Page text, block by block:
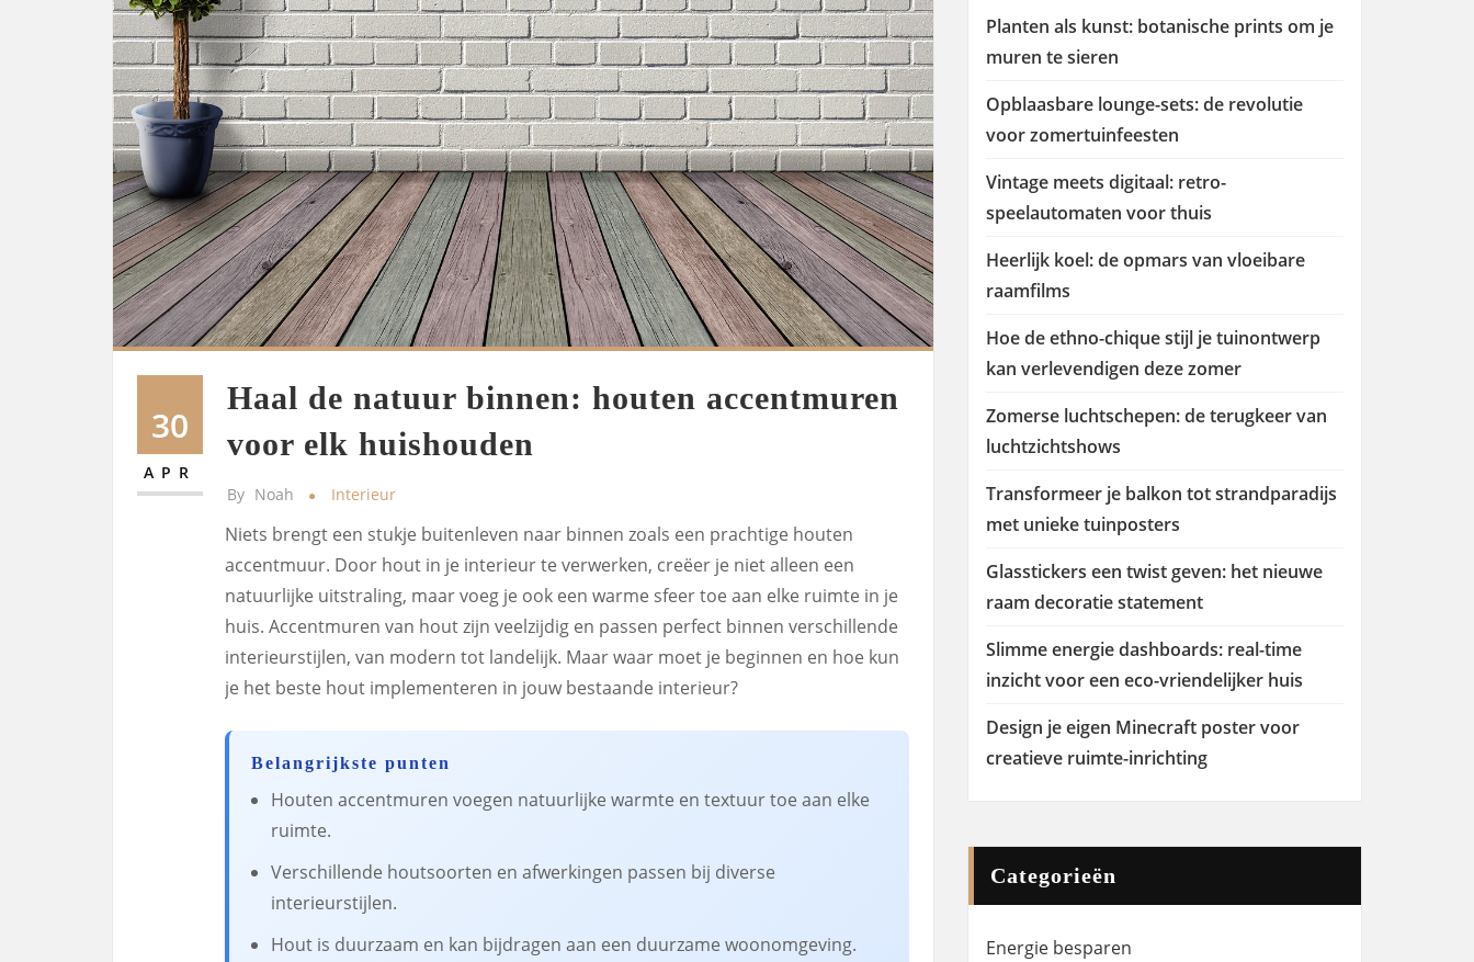
30
APR
Haal de natuur binnen: houten accentmuren
voor elk huishouden
By Noah Interieur
Niets brengt een stukje buitenleven naar binnen zoals een prachtige houten
accentmuur. Door hout in je interieur te verwerken, creëer je niet alleen een
natuurlijke uitstraling, maar voeg je ook een warme sfeer toe aan elke ruimte in je
huis. Accentmuren van hout zijn veelzijdig en passen perfect binnen verschillende
interieurstijlen, van modern tot landelijk. Maar waar moet je beginnen en hoe kun
je het beste hout implementeren in jouw bestaande interieur?
Belangrijkste punten
Houten accentmuren voegen natuurlijke warmte en textuur toe aan elke
ruimte.
Verschillende houtsoorten en afwerkingen passen bij diverse
interieurstijlen.
Hout is duurzaam en kan bijdragen aan een duurzame woonomgeving.
Planten als kunst: botanische prints om je
muren te sieren
Opblaasbare lounge-sets: de revolutie
voor zomertuinfeesten
Vintage meets digitaal: retro-
speelautomaten voor thuis
Heerlijk koel: de opmars van vloeibare
raamfilms
Hoe de ethno-chique stijl je tuinontwerp
kan verlevendigen deze zomer
Zomerse luchtschepen: de terugkeer van
luchtzichtshows
Transformeer je balkon tot strandparadijs
met unieke tuinposters
Glasstickers een twist geven: het nieuwe
raam decoratie statement
Slimme energie dashboards: real-time
inzicht voor een eco-vriendelijker huis
Design je eigen Minecraft poster voor
creatieve ruimte-inrichting
Categorieën
Energie besparen